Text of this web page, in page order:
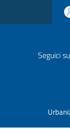
Seguici su